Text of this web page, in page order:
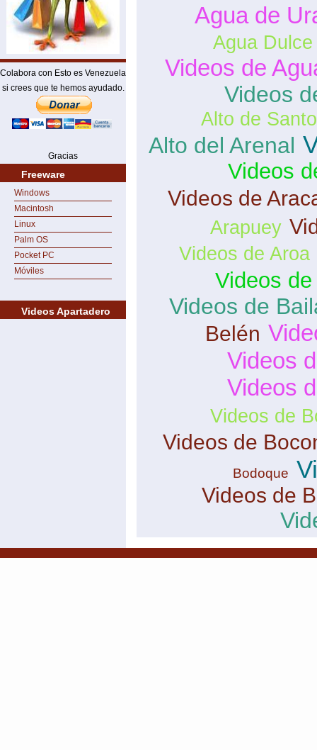
Colabora con Esto es Venezuela
si crees que te hemos ayudado.
Gracias
Freeware
Windows
Macintosh
Linux
Palm OS
Pocket PC
Móviles
Videos Apartadero
Agua de
Agua Dulce
Videos de
Videos
Alto de
Alto del Arenal
Videos
Videos de
Arapuey
Videos de Aroa
Videos
Videos de
Belén
Videos
Videos
Videos de
Videos de
Bodoque
Videos de